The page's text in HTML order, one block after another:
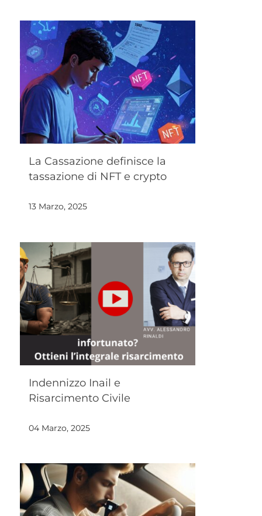
La Cassazione definisce la
tassazione di NFT e crypto
13 Marzo, 2025
Indennizzo Inail e
Risarcimento Civile
04 Marzo, 2025